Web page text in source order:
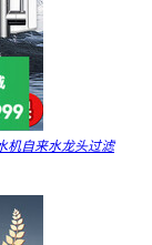
机自来水龙头过滤